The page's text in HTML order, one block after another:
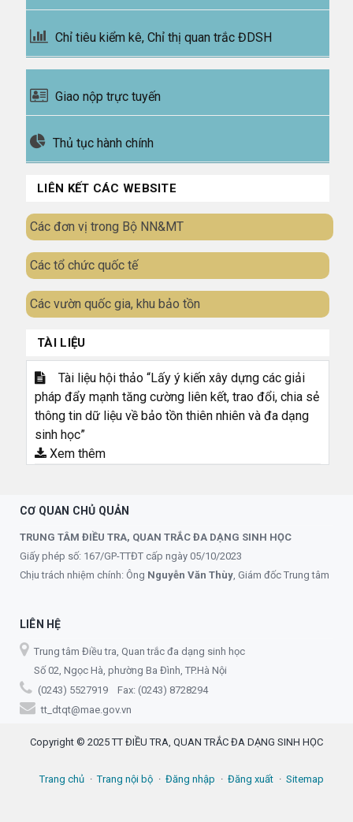
Chỉ tiêu kiểm kê, Chỉ thị quan trắc ĐDSH
Giao nộp trực tuyến
Thủ tục hành chính
LIÊN KẾT CÁC WEBSITE
Các đơn vị trong Bộ NN&MT
Các tổ chức quốc tế
Các vườn quốc gia, khu bảo tồn
TÀI LIỆU
Tài liệu hội thảo “Lấy ý kiến xây dựng các giải
pháp đẩy mạnh tăng cường liên kết, trao đổi, chia sẻ
thông tin dữ liệu về bảo tồn thiên nhiên và đa dạng
sinh học”
Xem thêm
CƠ QUAN CHỦ QUẢN
TRUNG TÂM ĐIỀU TRA, QUAN TRẮC ĐA DẠNG SINH HỌC
Giấy phép số: 167/GP-TTĐT cấp ngày 05/10/2023
Chịu trách nhiệm chính: Ông Nguyễn Văn Thùy, Giám đốc Trung tâm
LIÊN HỆ
Trung tâm Điều tra, Quan trắc đa dạng sinh học
Số 02, Ngọc Hà, phường Ba Đình, TP.Hà Nội
(0243) 5527919 Fax: (0243) 8728294
tt_dtqt@mae.gov.vn
Copyright © 2025 TT ĐIỀU TRA, QUAN TRẮC ĐA DẠNG SINH HỌC
Trang chủ Trang nội bộ Đăng nhập Đăng xuất Sitemap